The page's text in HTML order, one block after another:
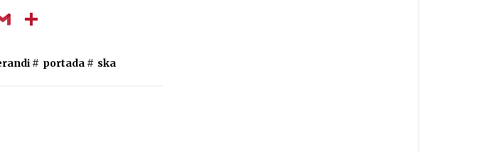
Gmail
# portada # ska